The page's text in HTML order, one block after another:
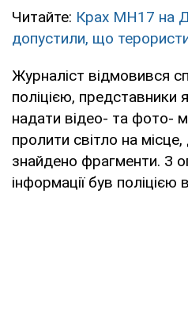
Читайте: Крах МН17 на
допустили, що
Журналіст відмовився
поліцією, представники
надати відео- та фото-
пролити світло на
знайдено фрагменти. З
інформації був поліцією